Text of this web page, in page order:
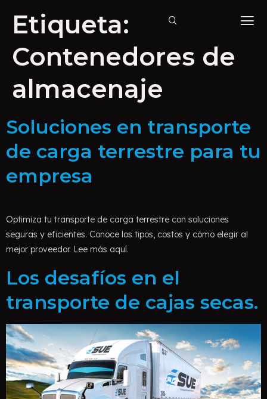
Etiqueta:
Contenedores de
almacenaje
Soluciones en transporte
de carga terrestre para tu
empresa
Optimiza tu transporte de carga terrestre con soluciones
seguras y eficientes. Conoce los tipos, costos y cómo elegir al
mejor proveedor. Lee más aquí.
Los desafíos en el
transporte de cajas secas.